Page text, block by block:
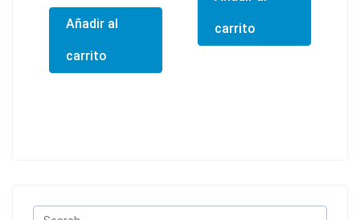
Añadir al
carrito
carrito